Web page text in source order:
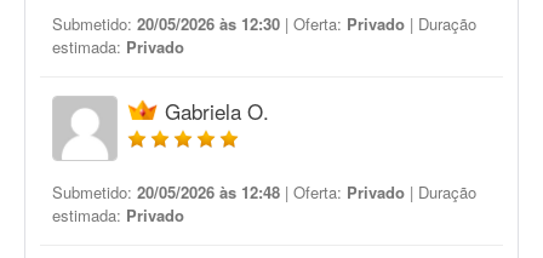
Submetido: 20/05/2026 às 12:30 | Oferta: Privado | Duração
estimada: Privado
Gabriela O.
Submetido: 20/05/2026 às 12:48 | Oferta: Privado | Duração
estimada: Privado